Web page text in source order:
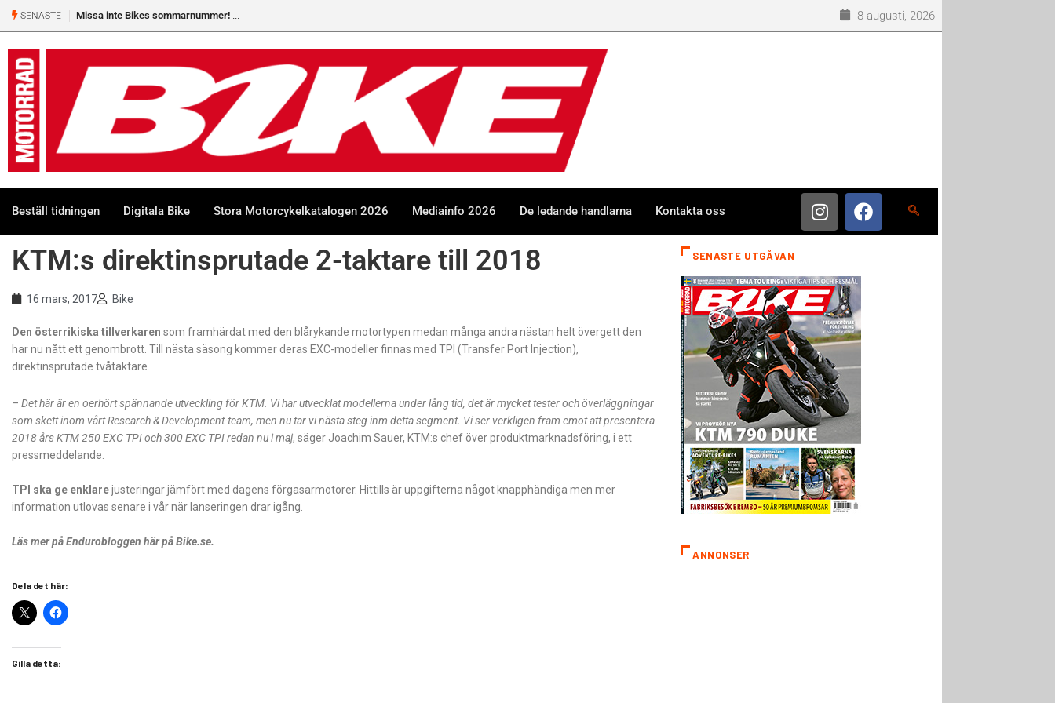
SENASTE Missa inte Bikes sommarnummer! 8 augusti, 2026
Beställ tidningen Digitala Bike Stora Motorcykelkatalogen 2026 Mediainfo 2026 De ledande handlarna Kontakta oss
KTM:s direktinsprutade 2-taktare till 2018
16 mars, 2017 Bike
Den österrikiska tillverkaren som framhärdat med den blårykande motortypen medan många andra nästan helt övergett den
har nu nått ett genombrott. Till nästa säsong kommer deras EXC-modeller finnas med TPI (Transfer Port Injection),
direktinsprutade tvåtaktare.
– Det här är en oerhört spännande utveckling för KTM. Vi har utvecklat modellerna under lång tid, det är mycket tester och överläggningar
som skett inom vårt Research & Development-team, men nu tar vi nästa steg inm detta segment. Vi ser verkligen fram emot att presentera
2018 års KTM 250 EXC TPI och 300 EXC TPI redan nu i maj, säger Joachim Sauer, KTM:s chef över produktmarknadsföring, i ett
pressmeddelande.
TPI ska ge enklarejusteringar jämfört med dagens förgasarmotorer. Hittills är uppgifterna något knapphändiga men mer
information utlovas senare i vår när lanseringen drar igång.
Läs mer på Endurobloggen här på Bike.se.
Dela det här:
Gilla detta:
SENASTE UTGÅVAN
ANNONSER